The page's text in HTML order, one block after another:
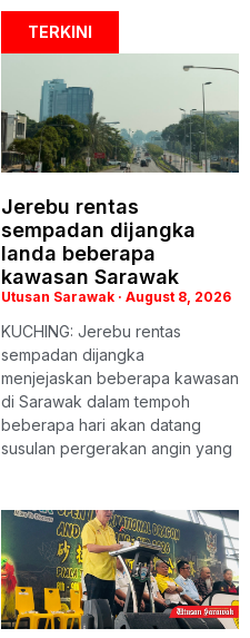
TERKINI
Jerebu rentas
sempadan dijangka
landa beberapa
kawasan Sarawak
Utusan Sarawak August 8, 2026
KUCHING: Jerebu rentas
sempadan dijangka
menjejaskan beberapa kawasan
di Sarawak dalam tempoh
beberapa hari akan datang
susulan pergerakan angin yang